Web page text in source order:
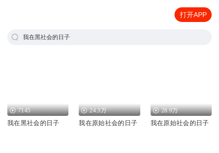
打开APP
我在黑社会的日子
7145
我在黑社会的日子
24.3万
我在原始社会的日子
28.9万
我在原始社会的日子